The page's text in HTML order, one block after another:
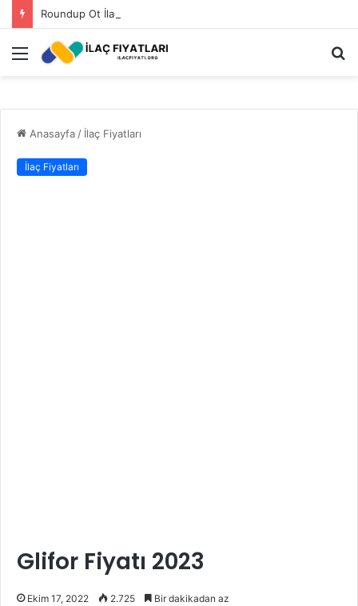
Roundup Ot İlacı Fiyatı 2023
Menü
Anasayfa/ İlaç Fiyatları
İlaç Fiyatları
Glifor Fiyatı 2023
Ekim 17, 2022 2.725 Bir dakikadan az